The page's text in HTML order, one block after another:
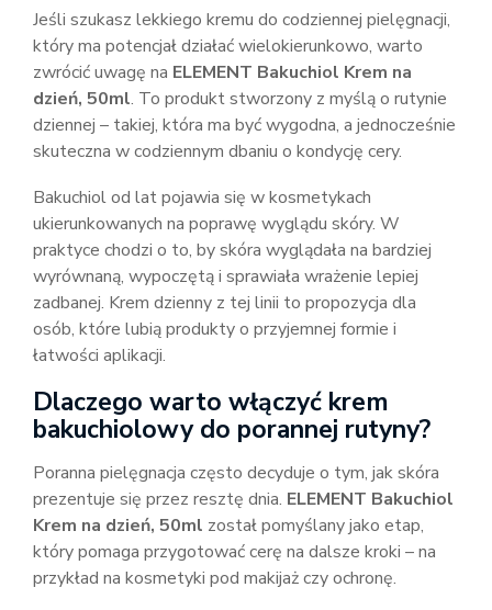
Jeśli szukasz lekkiego kremu do codziennej pielęgnacji,
który ma potencjał działać wielokierunkowo, warto
zwrócić uwagę na ELEMENT Bakuchiol Krem na
dzień, 50ml. To produkt stworzony z myślą o rutynie
dziennej – takiej, która ma być wygodna, a jednocześnie
skuteczna w codziennym dbaniu o kondycję cery.
Bakuchiol od lat pojawia się w kosmetykach
ukierunkowanych na poprawę wyglądu skóry. W
praktyce chodzi o to, by skóra wyglądała na bardziej
wyrównaną, wypoczętą i sprawiała wrażenie lepiej
zadbanej. Krem dzienny z tej linii to propozycja dla
osób, które lubią produkty o przyjemnej formie i
łatwości aplikacji.
Dlaczego warto włączyć krem
bakuchiolowy do porannej rutyny?
Poranna pielęgnacja często decyduje o tym, jak skóra
prezentuje się przez resztę dnia. ELEMENT Bakuchiol
Krem na dzień, 50ml został pomyślany jako etap,
który pomaga przygotować cerę na dalsze kroki – na
przykład na kosmetyki pod makijaż czy ochronę.